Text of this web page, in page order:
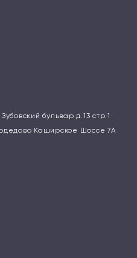
бульвар д.13 стр.1
Каширское Шоссе 7А